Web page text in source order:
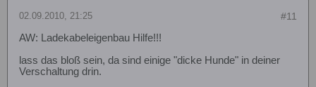
#11
02.09.2010, 21:25
AW: Ladekabeleigenbau Hilfe!!!
lass das bloß sein, da sind einige "dicke Hunde" in deiner
Verschaltung drin.